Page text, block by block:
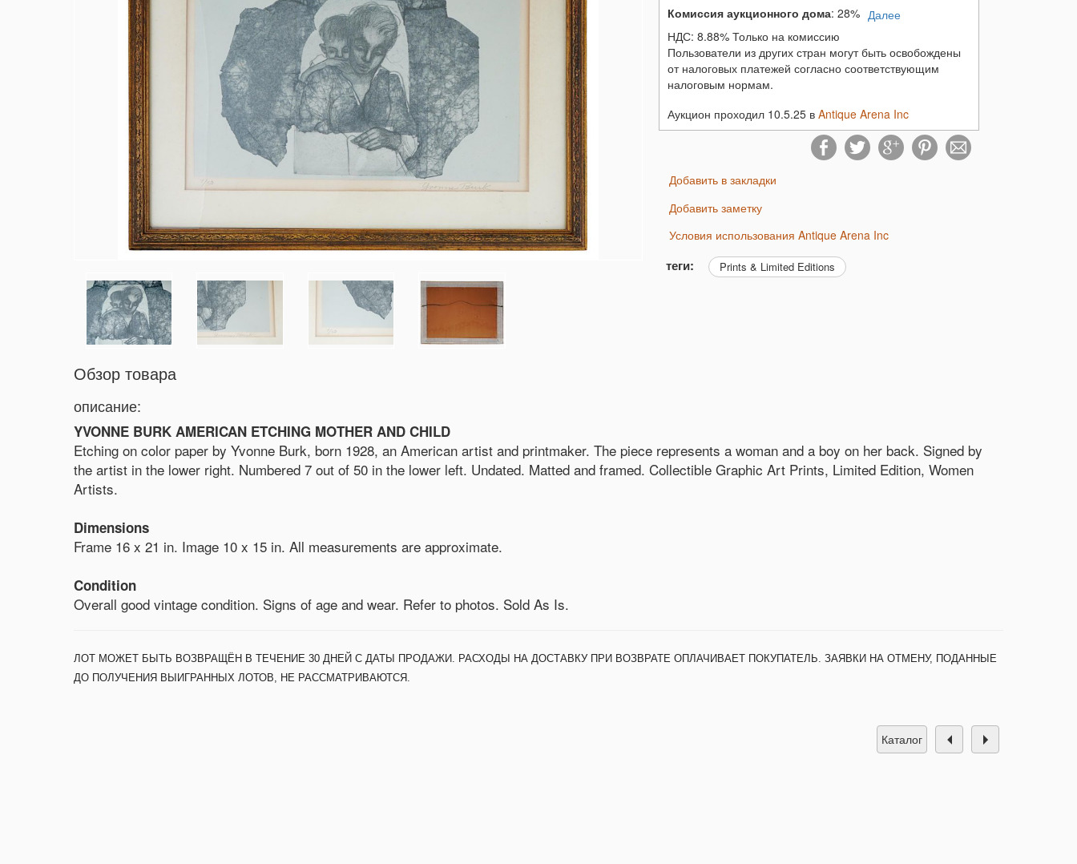
Комиссия аукционного дома: 28%
Далее
НДС: 8.88% Только на комиссию
Пользователи из других стран могут быть освобождены
от налоговых платежей согласно соответствующим
налоговым нормам.
Аукцион проходил 10.5.25 в Antique Arena Inc
Добавить в закладки
Добавить заметку
Условия использования Antique Arena Inc
теги: Prints & Limited Editions
Обзор товара
описание:
YVONNE BURK AMERICAN ETCHING MOTHER AND CHILD
Etching on color paper by Yvonne Burk, born 1928, an American artist and printmaker. The piece represents a woman and a boy on her back. Signed by
the artist in the lower right. Numbered 7 out of 50 in the lower left. Undated. Matted and framed. Collectible Graphic Art Prints, Limited Edition, Women
Artists.
Dimensions
Frame 16 x 21 in. Image 10 x 15 in. All measurements are approximate.
Condition
Overall good vintage condition. Signs of age and wear. Refer to photos. Sold As Is.
ЛОТ МОЖЕТ БЫТЬ ВОЗВРАЩЁН В ТЕЧЕНИЕ 30 ДНЕЙ С ДАТЫ ПРОДАЖИ. РАСХОДЫ НА ДОСТАВКУ ПРИ ВОЗВРАТЕ ОПЛАЧИВАЕТ ПОКУПАТЕЛЬ. ЗАЯВКИ НА ОТМЕНУ, ПОДАННЫЕ
ДО ПОЛУЧЕНИЯ ВЫИГРАННЫХ ЛОТОВ, НЕ РАССМАТРИВАЮТСЯ.
каталог